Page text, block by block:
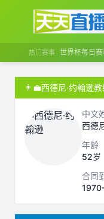
热门赛事 世界杯每日
👨‍💼西德尼·约翰逊
中文
西德
年龄
52岁
合同